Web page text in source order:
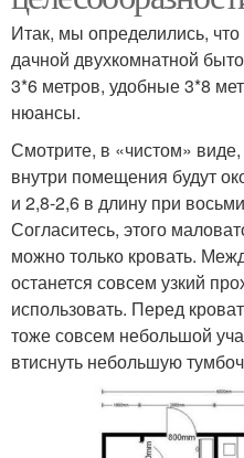
Итак, мы определились,
дачной двухкомнатной
3*6 метров, удобные 3*8
нюансы.
Смотрите, в «чистом»
внутри помещения будут
и 2,8-2,6 в длину при
Согласитесь, этого
можно только кровать.
останется совсем узкий
использовать. Перед
тоже совсем небольшой
втиснуть небольшую